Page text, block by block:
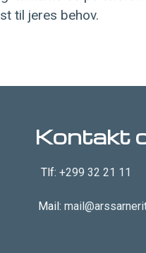
til jeres behov.
Kontakt
Tlf:+299 32 21 11
Mail: